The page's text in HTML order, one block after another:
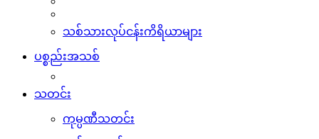
သစ်သားလုပ်ငန်းကိရိယာများ
ပစ္စည်းအသစ်
သတင်း
ကုမ္ပဏီသတင်း